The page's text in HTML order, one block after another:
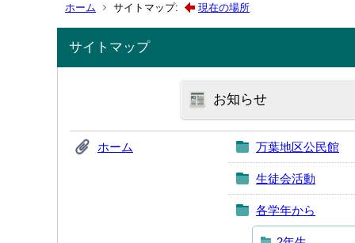
ホーム サイトマップ: 現在の場所
サイトマップ
お知らせ
ホーム 万葉地区公民館
生徒会活動
各学年から